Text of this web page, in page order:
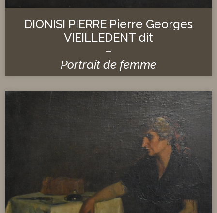
DIONISI PIERRE Pierre Georges
VIEILLEDENT dit
–
Portrait de femme